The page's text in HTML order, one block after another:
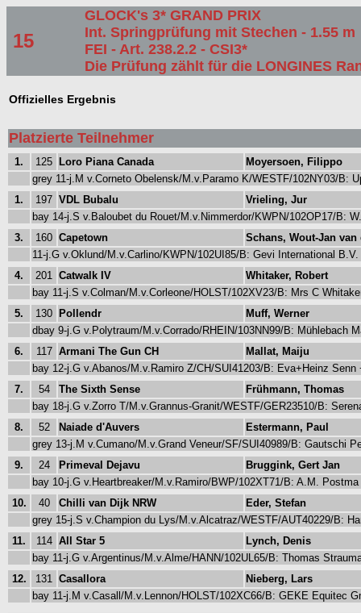
15
GLOCK's 3* GRAND PRIX
Int. Springprüfung mit Stechen - 1.55 m
FEI - Art. 238.2.2 - CSI3*
Die Prüfung zählt für die LONGINES
Offizielles Ergebnis
Platzierte Teilnehmer
1. 125 Loro Piana Canada
Moyersoen, Filippo
grey 11-j.M v.Corneto Obelensk/M.v.Paramo K/WESTF/102NY03/B:
1.
197 VDL Bubalu
Vrieling, Jur
bay 14-j.S v.Baloubet du Rouet/M.v.Nimmerdor/KWPN/102OP17/B:
3.
160 Capetown
Schans, Wout-Jan van
11-j.G v.Oklund/M.v.Carlino/KWPN/102UI85/B: Gevi International B.V.
4.
201 Catwalk IV
Whitaker, Robert
bay 11-j.S v.Colman/M.v.Corleone/HOLST/102XV23/B: Mrs C
5.
130 Pollendr
Muff, Werner
dbay 9-j.G v.Polytraum/M.v.Corrado/RHEIN/103NN99/B: Mühlebach
6.
117 Armani The Gun CH
Mallat, Maiju
bay 12-j.G v.Abanos/M.v.Ramiro Z/CH/SUI41203/B: Eva+Heinz
7.
54 The Sixth Sense
Frühmann, Thomas
bay 18-j.G v.Zorro T/M.v.Grannus-Granit/WESTF/GER23510/B:
8.
52 Naiade d'Auvers
Estermann, Paul
grey 13-j.M v.Cumano/M.v.Grand Veneur/SF/SUI40989/B: Gautschi
9.
24 Primeval Dejavu
Bruggink, Gert Jan
bay 10-j.G v.Heartbreaker/M.v.Ramiro/BWP/102XT71/B: A.M.
10.
40 Chilli van Dijk NRW
Eder, Stefan
grey 15-j.S v.Champion du Lys/M.v.Alcatraz/WESTF/AUT40229/B:
11.
114 All Star 5
Lynch, Denis
bay 11-j.G v.Argentinus/M.v.Alme/HANN/102UL65/B: Thomas
12.
131 Casallora
Nieberg, Lars
bay 11-j.M v.Casall/M.v.Lennon/HOLST/102XC66/B: GEKE Equitec